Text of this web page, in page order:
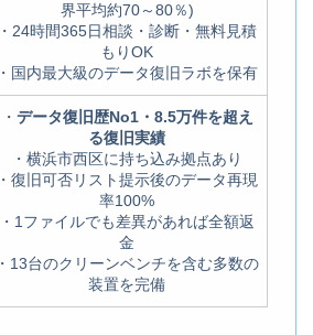
界平均約70～80％)
・24時間365日相談・診断・無料見積
もりOK
・国内最大級のデータ復旧ラボを保有
・ データ復旧歴No1・8.5万件を超え
る復旧実績
・横浜市西区に持ち込み拠点あり
・復旧可否リスト提示後のデータ再現
率100%
・1ファイルでも差異があれば全額返
金
・13台のクリーンベンチを含む多数の
装置を完備